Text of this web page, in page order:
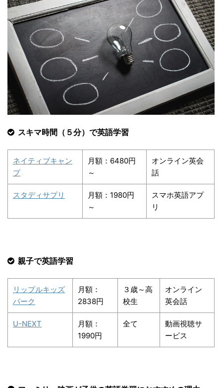
スキマ時間（５分）で英語学習
ネイティブキャン
プ
月額：6480円
～
オンライン英会
話
スタディサプリ
月額：1980円
～
スマホ英語アプ
リ
親子で英語学習
リップルキッズ
パーク
月額：
2838円
３歳～高
校生
オンライン
英会話
U-NEXT
月額：
1990円
全て
動画視聴サ
ービス